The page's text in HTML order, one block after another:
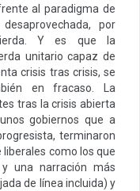
al paradigma de
por
Y es que la
unitario capaz de
crisis tras crisis, se
en fracaso. La
tras la crisis abierta
gobiernos que a
terminaron
como los que
una narración más
de línea incluida) y